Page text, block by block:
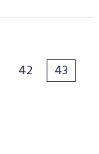
42 43